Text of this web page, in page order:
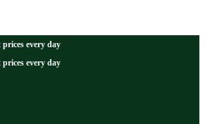
every day
every day